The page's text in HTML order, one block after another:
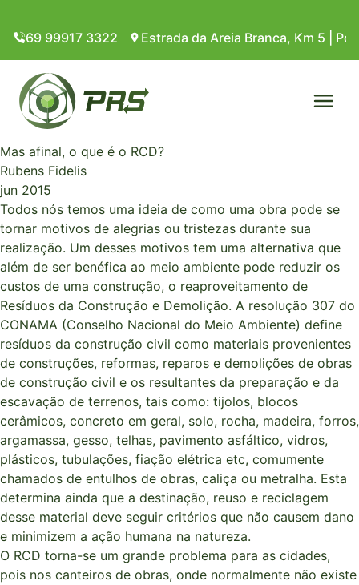
69 99917 3322
Estrada da Areia Branca, Km 5 |
Mas afinal, o que é o RCD?
Rubens Fidelis
jun 2015
Todos nós temos uma ideia de como uma obra pode se
tornar motivos de alegrias ou tristezas durante sua
realização. Um desses motivos tem uma alternativa que
além de ser benéfica ao meio ambiente pode reduzir os
custos de uma construção, o reaproveitamento de
Resíduos da Construção e Demolição. A resolução 307 do
CONAMA (Conselho Nacional do Meio Ambiente) define
resíduos da construção civil como materiais provenientes
de construções, reformas, reparos e demolições de obras
de construção civil e os resultantes da preparação e da
escavação de terrenos, tais como: tijolos, blocos
cerâmicos, concreto em geral, solo, rocha, madeira, forros,
argamassa, gesso, telhas, pavimento asfáltico, vidros,
plásticos, tubulações, fiação elétrica etc, comumente
chamados de entulhos de obras, caliça ou metralha. Esta
determina ainda que a destinação, reuso e reciclagem
desse material deve seguir critérios que não causem dano
e minimizem a ação humana na natureza.
O RCD torna-se um grande problema para as cidades,
pois nos canteiros de obras, onde normalmente não existe